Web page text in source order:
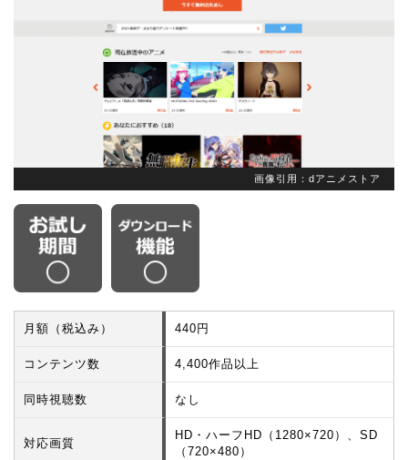
画像引用：dアニメストア
月額（税込み） 440円
コンテンツ数 4,400作品以上
同時視聴数 なし
対応画質
HD・ハーフHD（1280×720）、SD
（720×480）